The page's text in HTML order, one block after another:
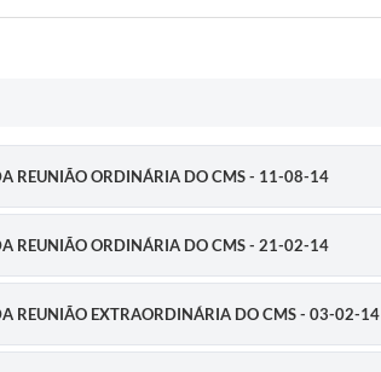
REUNIÃO ORDINÁRIA DO CMS - 11-08-14
REUNIÃO ORDINÁRIA DO CMS - 21-02-14
REUNIÃO EXTRAORDINÁRIA DO CMS - 03-02-14